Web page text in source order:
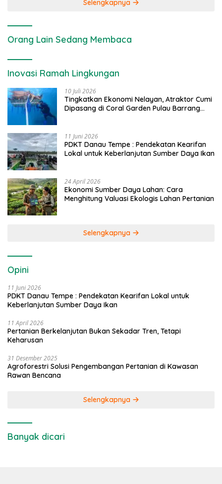
Selengkapnya
Orang Lain Sedang Membaca
Inovasi Ramah Lingkungan
10 Juli 2026
Tingkatkan Ekonomi Nelayan, Atraktor Cumi
Dipasang di Coral Garden Pulau Barrang
11 Juni 2026
PDKT Danau Tempe : Pendekatan Kearifan
Lokal untuk Keberlanjutan Sumber Daya Ikan
24 April 2026
Ekonomi Sumber Daya Lahan: Cara
Menghitung Valuasi Ekologis Lahan Pertanian
Selengkapnya
Opini
11 Juni 2026
PDKT Danau Tempe : Pendekatan Kearifan Lokal untuk
Keberlanjutan Sumber Daya Ikan
11 April 2026
Pertanian Berkelanjutan Bukan Sekadar Tren, Tetapi
Keharusan
31 Desember 2025
Agroforestri Solusi Pengembangan Pertanian di Kawasan
Rawan Bencana
Selengkapnya
Banyak dicari